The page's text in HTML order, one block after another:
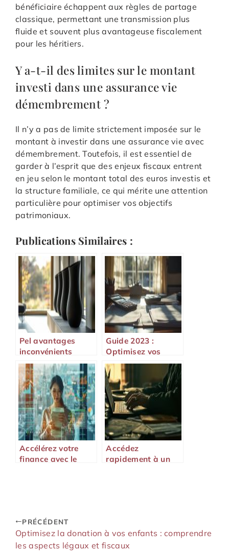
bénéficiaire échappent aux règles de partage
classique, permettant une transmission plus
fluide et souvent plus avantageuse fiscalement
pour les héritiers.
Y a-t-il des limites sur le montant
investi dans une assurance vie
démembrement ?
Il n’y a pas de limite strictement imposée sur le
montant à investir dans une assurance vie avec
démembrement. Toutefois, il est essentiel de
garder à l’esprit que des enjeux fiscaux entrent
en jeu selon le montant total des euros investis et
la structure familiale, ce qui mérite une attention
particulière pour optimiser vos objectifs
patrimoniaux.
Publications Similaires :
Pel avantages
inconvénients
Guide 2023 :
Optimisez vos
droits de donation
Accélérez votre
finance avec le
Accédez
rapidement à un
PRÉCÉDENT
Optimisez la donation à vos enfants : comprendre
les aspects légaux et fiscaux